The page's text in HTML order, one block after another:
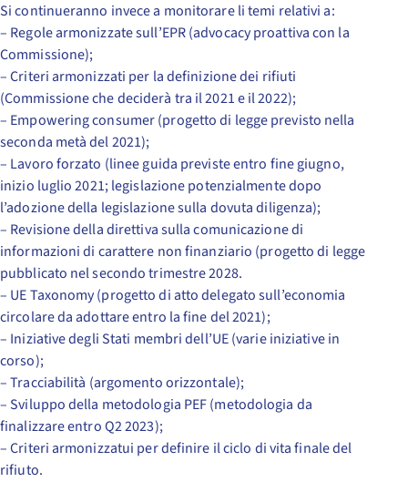
Si continueranno invece a monitorare li temi relativi a:
– Regole armonizzate sull’EPR (advocacy proattiva con la
Commissione);
– Criteri armonizzati per la definizione dei rifiuti
(Commissione che deciderà tra il 2021 e il 2022);
– Empowering consumer (progetto di legge previsto nella
seconda metà del 2021);
– Lavoro forzato (linee guida previste entro fine giugno,
inizio luglio 2021; legislazione potenzialmente dopo
l’adozione della legislazione sulla dovuta diligenza);
– Revisione della direttiva sulla comunicazione di
informazioni di carattere non finanziario (progetto di legge
pubblicato nel secondo trimestre 2028.
– UE Taxonomy (progetto di atto delegato sull’economia
circolare da adottare entro la fine del 2021);
– Iniziative degli Stati membri dell’UE (varie iniziative in
corso);
– Tracciabilità (argomento orizzontale);
– Sviluppo della metodologia PEF (metodologia da
finalizzare entro Q2 2023);
– Criteri armonizzatui per definire il ciclo di vita finale del
rifiuto.